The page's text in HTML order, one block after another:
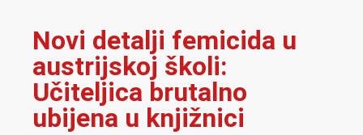
Novi detalji femicida u
austrijskoj školi:
Učiteljica brutalno
ubijena u knjižnici